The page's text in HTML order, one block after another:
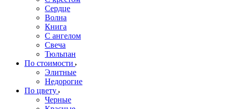
Сердце
Волна
Книга
С ангелом
Свеча
Тюльпан
По стоимости
Элитные
Недорогие
По цвету
Черные